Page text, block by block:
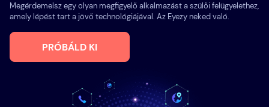
Blog
Megérdemelsz egy olyan megfigyelő alkalmazást a szülői felügyelethez,
amely lépést tart a jövő technológiájával. Az Eyezy neked való.
PRÓBÁLD KI